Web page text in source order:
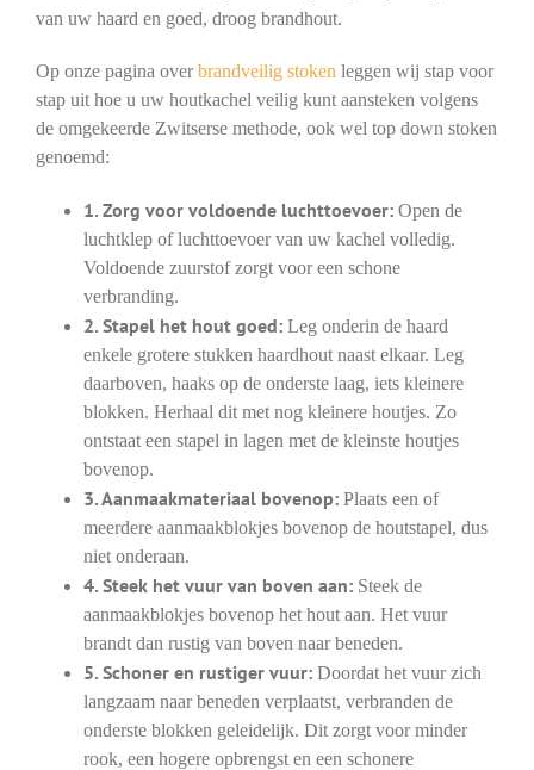
van uw haard en goed, droog brandhout.
Op onze pagina overbrandveilig stoken leggen wij stap voor
stap uit hoe u uw houtkachel veilig kunt aansteken volgens
de omgekeerde Zwitserse methode, ook wel top down stoken
genoemd:
1. Zorg voor voldoende luchttoevoer:Open de
luchtklep of luchttoevoer van uw kachel volledig.
Voldoende zuurstof zorgt voor een schone
verbranding.
2. Stapel het hout goed:Leg onderin de haard
enkele grotere stukken haardhout naast elkaar. Leg
daarboven, haaks op de onderste laag, iets kleinere
blokken. Herhaal dit met nog kleinere houtjes. Zo
ontstaat een stapel in lagen met de kleinste houtjes
bovenop.
3. Aanmaakmateriaal bovenop:Plaats een of
meerdere aanmaakblokjes bovenop de houtstapel, dus
niet onderaan.
4. Steek het vuur van boven aan:Steek de
aanmaakblokjes bovenop het hout aan. Het vuur
brandt dan rustig van boven naar beneden.
5. Schoner en rustiger vuur:Doordat het vuur zich
langzaam naar beneden verplaatst, verbranden de
onderste blokken geleidelijk. Dit zorgt voor minder
rook, een hogere opbrengst en een schonere